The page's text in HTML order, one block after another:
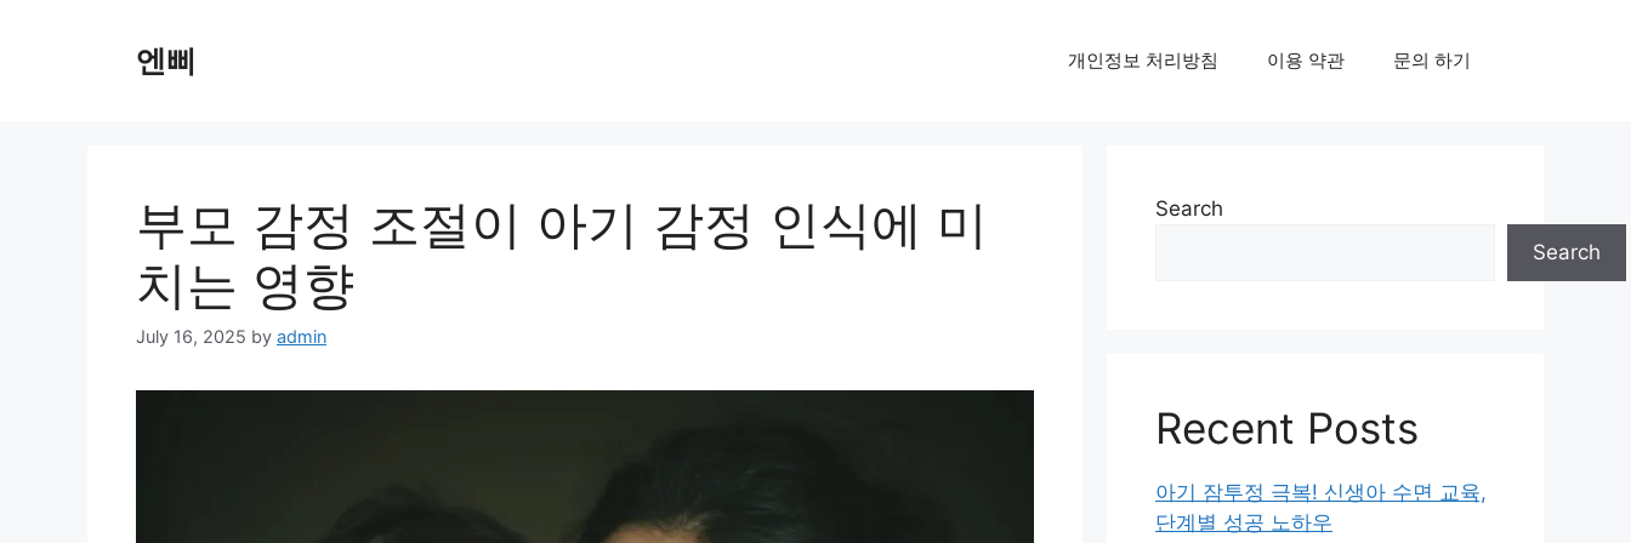
엔삐 개인정보 처리방침 이용 약관 문의 하기
부모 감정 조절이 아기 감정 인식에 미
치는 영향
July 16, 2025 by admin
Search
Search
Recent Posts
아기 잠투정 극복! 신생아 수면 교육,
단계별 성공 노하우